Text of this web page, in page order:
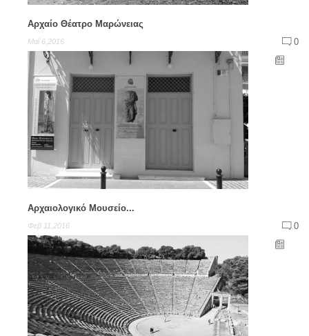
Αρχαίο Θέατρο Μαρώνειας
Μαΐ 6,2016 0
Αρχαιολογικό Μουσείο...
Φεβ 11,2016 0